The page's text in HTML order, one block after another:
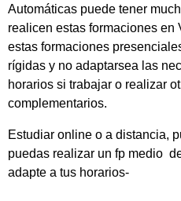
Automáticas puede tener
realicen estas formaciones en
estas formaciones
rígidas y no adaptarsea las
horarios si trabajar o realizar
complementarios.
Estudiar online o a distancia,
puedas realizar un fp medio
adapte a tus horarios-